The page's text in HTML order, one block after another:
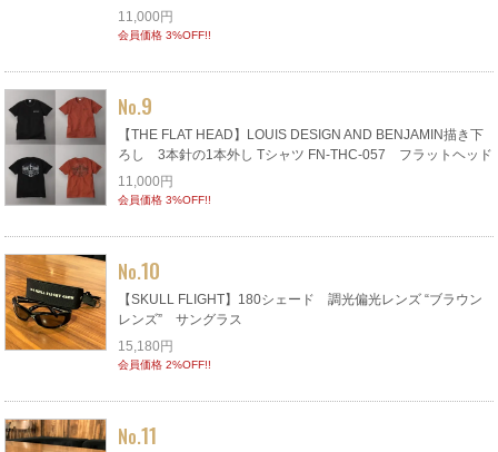
11,000円
会員価格 3%OFF!!
No.9
【THE FLAT HEAD】LOUIS DESIGN AND BENJAMIN描き下
ろし 3本針の1本外し Tシャツ FN-THC-057 フラットヘッド
11,000円
会員価格 3%OFF!!
No.10
【SKULL FLIGHT】180シェード 調光偏光レンズ “ブラウン
レンズ” サングラス
15,180円
会員価格 2%OFF!!
No.11